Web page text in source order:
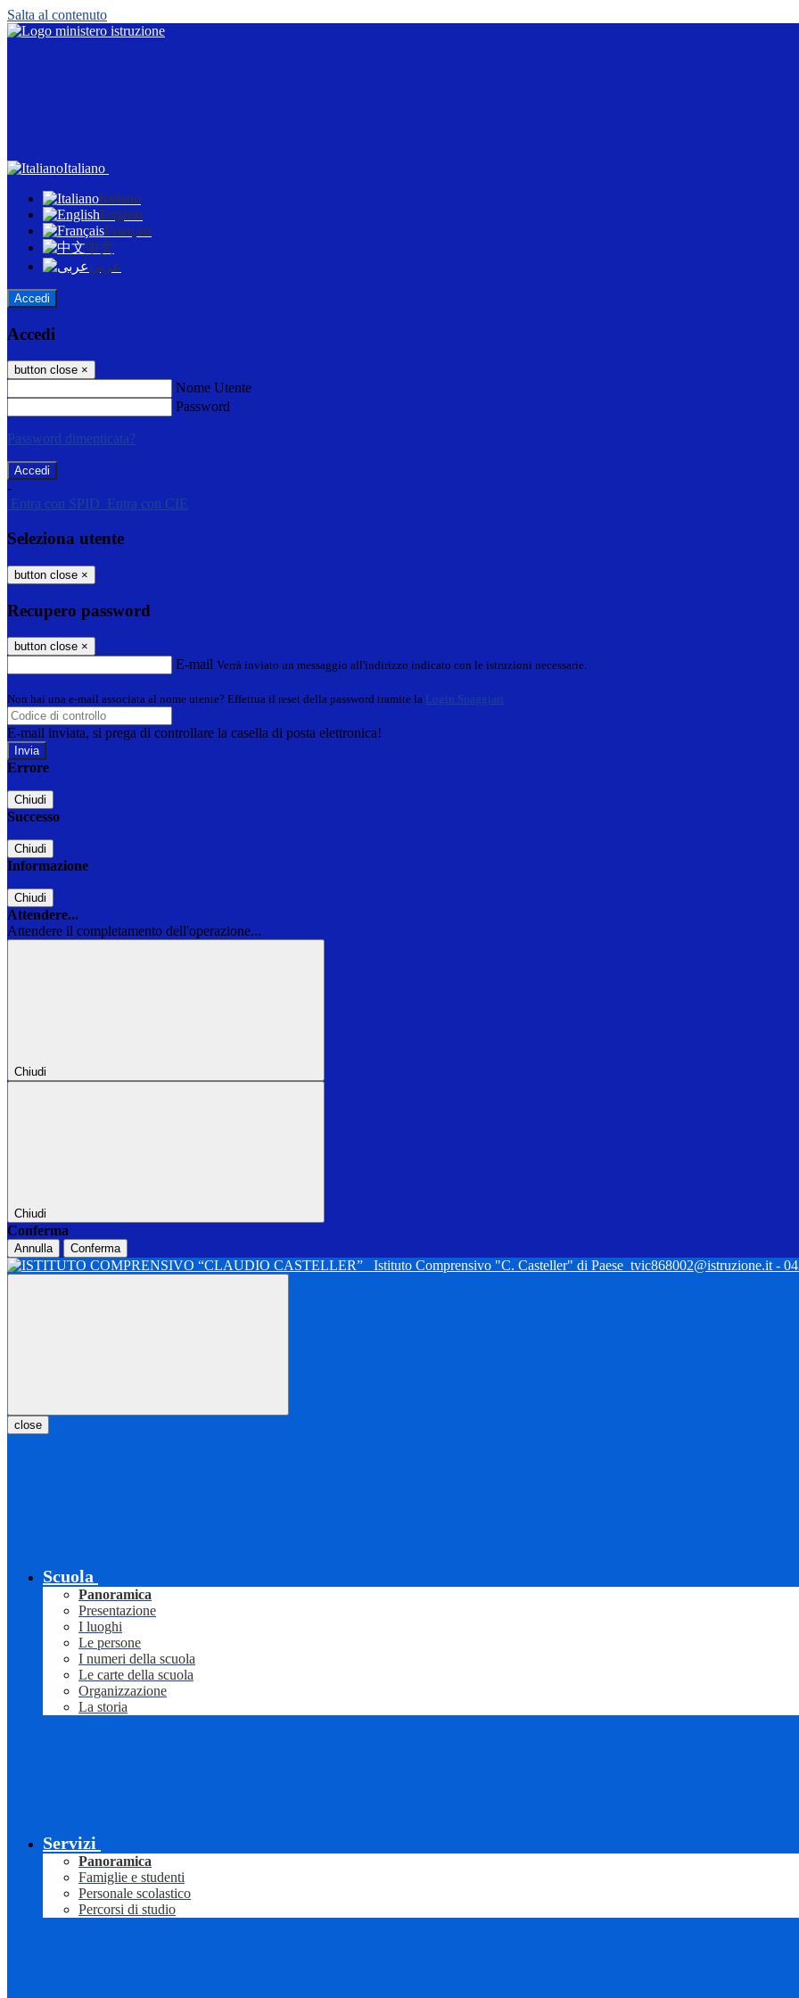
Salta al contenuto
Italiano
Italiano
English
Français
中文
عربى
Accedi
Accedi
button close ×
Nome Utente
Password
Password dimenticata?
-
Entra con SPID
Entra con CIE
Seleziona utente
button close ×
Recupero password
button close ×
E-mail Verrà inviato un messaggio all'indirizzo indicato con le istruzioni necessarie.
Non hai una e-mail associata al nome utente? Effettua il reset della password tramite la Login Spaggiari
E-mail inviata, si prega di controllare la casella di posta elettronica!
Errore
Chiudi
Successo
Chiudi
Informazione
Chiudi
Attendere...
Attendere il completamento dell'operazione...
Chiudi
Chiudi
Conferma
Annulla Conferma
Istituto Comprensivo "C. Casteller" di Paese tvic868002@istruzione.it -
close
Scuola
Panoramica
Presentazione
I luoghi
Le persone
I numeri della scuola
Le carte della scuola
Organizzazione
La storia
Servizi
Panoramica
Famiglie e studenti
Personale scolastico
Percorsi di studio